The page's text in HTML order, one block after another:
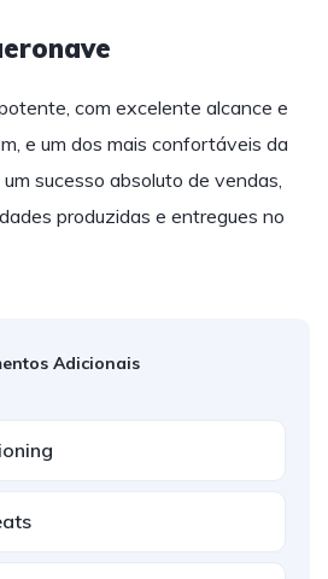
com excelente alcance e
e um dos mais confortáveis da
sucesso absoluto de vendas,
produzidas e entregues no
Adicionais